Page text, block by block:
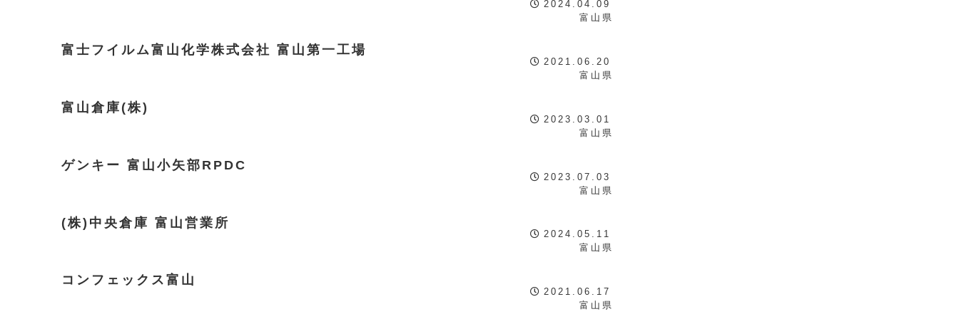
2024.04.09
富山県
富士フイルム富山化学株式会社 富山第一工場
2021.06.20
富山県
富山倉庫(株)
2023.03.01
富山県
ゲンキー 富山小矢部RPDC
2023.07.03
富山県
(株)中央倉庫 富山営業所
2024.05.11
富山県
コンフェックス富山
2021.06.17
富山県